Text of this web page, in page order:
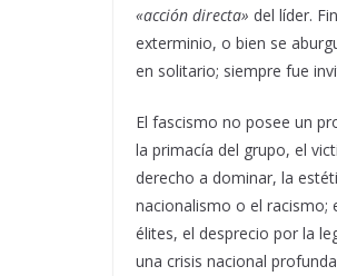
«acción directa» del líder.
exterminio, o bien se
en solitario; siempre fue
El fascismo no posee un
la primacía del grupo, el
derecho a dominar, la
nacionalismo o el racismo;
élites, el desprecio por la
una crisis nacional